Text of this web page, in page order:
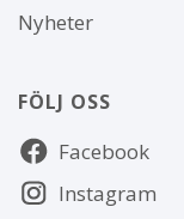
Nyheter
FÖLJ OSS
Följ
oss Facebook
Instagram